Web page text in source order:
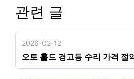
관련 글
2026-02-12
오토 홀드 경고등 수리 가격 절